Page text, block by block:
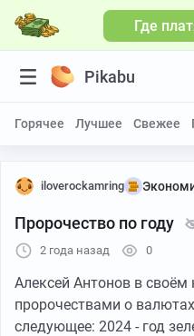
Где
Pikabu
Горячее Лучшее Свежее
iloverockamring
Пророчество по году
2 года назад 0
Алексей Антонов в
пророчествами о
следующее: 2024 - год